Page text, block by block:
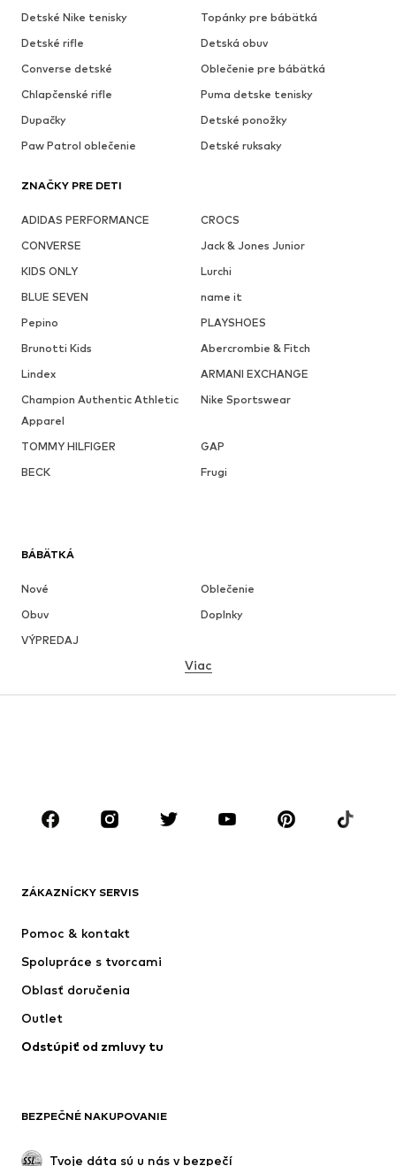
Detské Nike tenisky
Topánky pre bábätká
Detské rifle
Detská obuv
Converse detské
Oblečenie pre bábätká
Chlapčenské rifle
Puma detske tenisky
Dupačky
Detské ponožky
Paw Patrol oblečenie
Detské ruksaky
ZNAČKY PRE DETI
ADIDAS PERFORMANCE
CROCS
CONVERSE
Jack & Jones Junior
KIDS ONLY
Lurchi
BLUE SEVEN
name it
Pepino
PLAYSHOES
Brunotti Kids
Abercrombie & Fitch
Lindex
ARMANI EXCHANGE
Champion Authentic Athletic
Apparel
Nike Sportswear
TOMMY HILFIGER
GAP
BECK
Frugi
BÁBÄTKÁ
Nové
Oblečenie
Obuv
Doplnky
VÝPREDAJ
ZNAČKY
Nike Sportswear
ADIDAS PERFORMANCE
Viac
ZÁKAZNÍCKY SERVIS
Pomoc & kontakt
Spolupráce s tvorcami
Oblasť doručenia
Outlet
Odstúpiť od zmluvy tu
BEZPEČNÉ NAKUPOVANIE
Tvoje dáta sú u nás v bezpečí